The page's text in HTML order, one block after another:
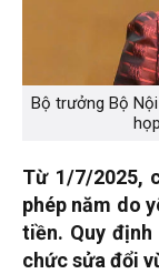
Bộ trưởng Bộ
Từ 1/7/2025,
phép năm do
tiền. Quy
chức sửa đổi